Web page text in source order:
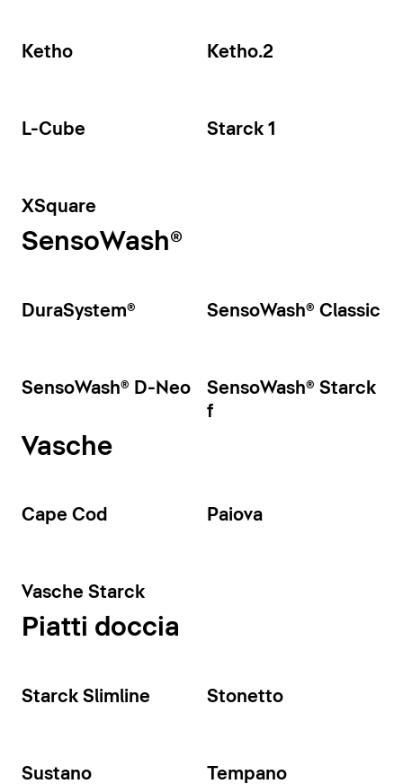
Ketho Ketho.2
L-Cube Starck 1
XSquare
SensoWash®
DuraSystem® SensoWash® Classic
SensoWash® D-Neo
SensoWash® Starck
f
Vasche
Cape Cod Paiova
Vasche Starck
Piatti doccia
Starck Slimline Stonetto
Sustano Tempano